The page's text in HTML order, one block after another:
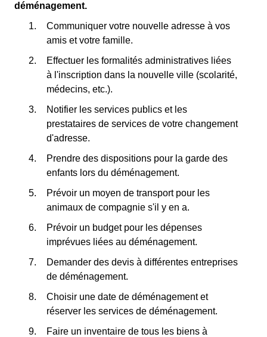
déménagement.
Communiquer votre nouvelle adresse à vos
amis et votre famille.
Effectuer les formalités administratives liées
à l'inscription dans la nouvelle ville (scolarité,
médecins, etc.).
Notifier les services publics et les
prestataires de services de votre changement
d'adresse.
Prendre des dispositions pour la garde des
enfants lors du déménagement.
Prévoir un moyen de transport pour les
animaux de compagnie s'il y en a.
Prévoir un budget pour les dépenses
imprévues liées au déménagement.
Demander des devis à différentes entreprises
de déménagement.
Choisir une date de déménagement et
réserver les services de déménagement.
Faire un inventaire de tous les biens à